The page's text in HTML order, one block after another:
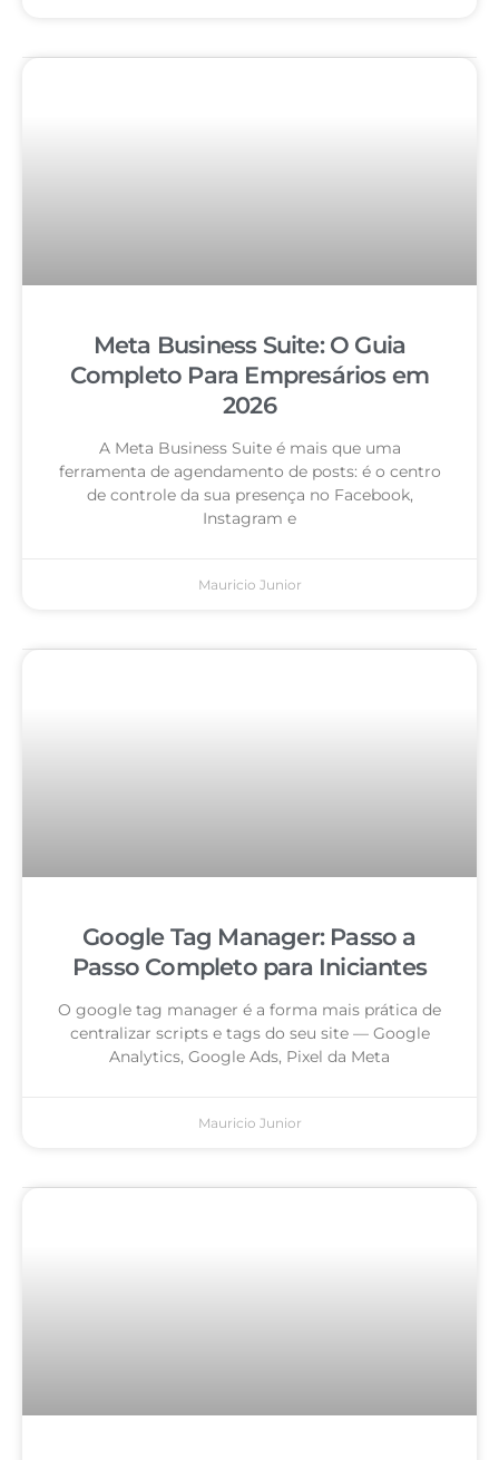
Meta Business Suite: O Guia
Completo Para Empresários em
2026
A Meta Business Suite é mais que uma
ferramenta de agendamento de posts: é o centro
de controle da sua presença no Facebook,
Instagram e
Mauricio Junior
Google Tag Manager: Passo a
Passo Completo para Iniciantes
O google tag manager é a forma mais prática de
centralizar scripts e tags do seu site — Google
Analytics, Google Ads, Pixel da Meta
Mauricio Junior